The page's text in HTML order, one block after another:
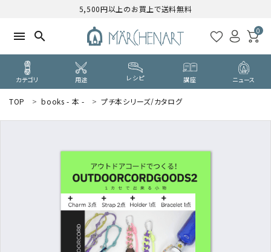
5,500円以上のお買上で送料無料
menu search 0
カテゴリ 用途 レシピ 講座 ニュース
新規会員登録
カテゴリーから探す
TOP books - 本 - プチ本シリーズ/カタログ